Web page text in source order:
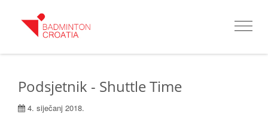
Toggle
Podsjetnik - Shuttle Time
4. siječanj 2018.